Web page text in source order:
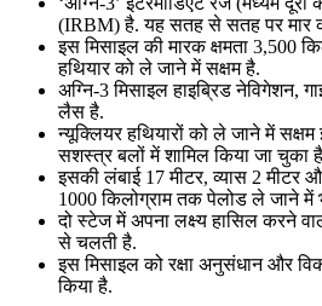
(IRBM) है. यह सतह से सतह पर मार
इस मिसाइल की मारक क्षमता 3,500
हथियार को ले जाने में सक्षम है.
अग्नि-3 मिसाइल हाइब्रिड नेविगेशन,
लैस है.
न्यूक्लियर हथियारों को ले जाने में
सशस्त्र बलों में शामिल किया जा चुका
इसकी लंबाई 17 मीटर, व्यास 2 मीटर
1000 किलोग्राम तक पेलोड ले जाने में
दो स्टेज में अपना लक्ष्य हासिल करने
से चलती है.
इस मिसाइल को रक्षा अनुसंधान और
किया है.